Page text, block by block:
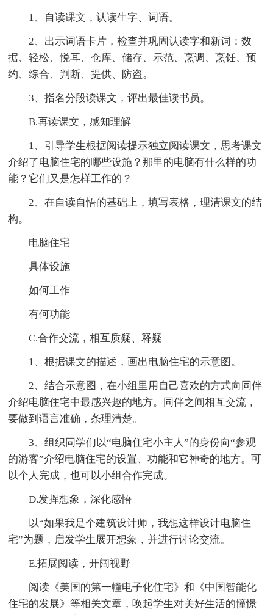
1、自读课文，认读生字、词语。
2、出示词语卡片，检查并巩固认读字和新词：数
据、轻松、悦耳、仓库、储存、示范、烹调、烹饪、预
约、综合、判断、提供、防盗。
3、指名分段读课文，评出最佳读书员。
B.再读课文，感知理解
1、引导学生根据阅读提示独立阅读课文，思考课文
介绍了电脑住宅的哪些设施？那里的电脑有什么样的功
能？它们又是怎样工作的？
2、在自读自悟的基础上，填写表格，理清课文的结
构。
电脑住宅
具体设施
如何工作
有何功能
C.合作交流，相互质疑、释疑
1、根据课文的描述，画出电脑住宅的示意图。
2、结合示意图，在小组里用自己喜欢的方式向同伴
介绍电脑住宅中最感兴趣的地方。同伴之间相互交流，
要做到语言准确，条理清楚。
3、组织同学们以“电脑住宅小主人”的身份向“参观
的游客”介绍电脑住宅的设置、功能和它神奇的地方。可
以个人完成，也可以小组合作完成。
D.发挥想象，深化感悟
以“如果我是个建筑设计师，我想这样设计电脑住
宅”为题，启发学生展开想象，并进行讨论交流。
E.拓展阅读，开阔视野
阅读《美国的第一幢电子化住宅》和《中国智能化
住宅的发展》等相关文章，唤起学生对美好生活的憧憬